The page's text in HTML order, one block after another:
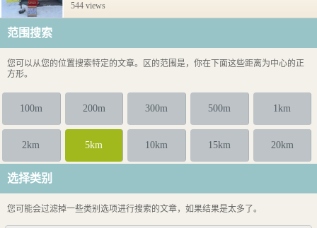
544 views
范围搜索
您可以从您的位置搜索特定的文章。区的范围是，你在下面这些距离为中心的正
方形。
100m 200m 300m 500m 1km
2km 5km 10km 15km 20km
选择类别
您可能会过滤掉一些类别选项进行搜索的文章，如果结果是太多了。